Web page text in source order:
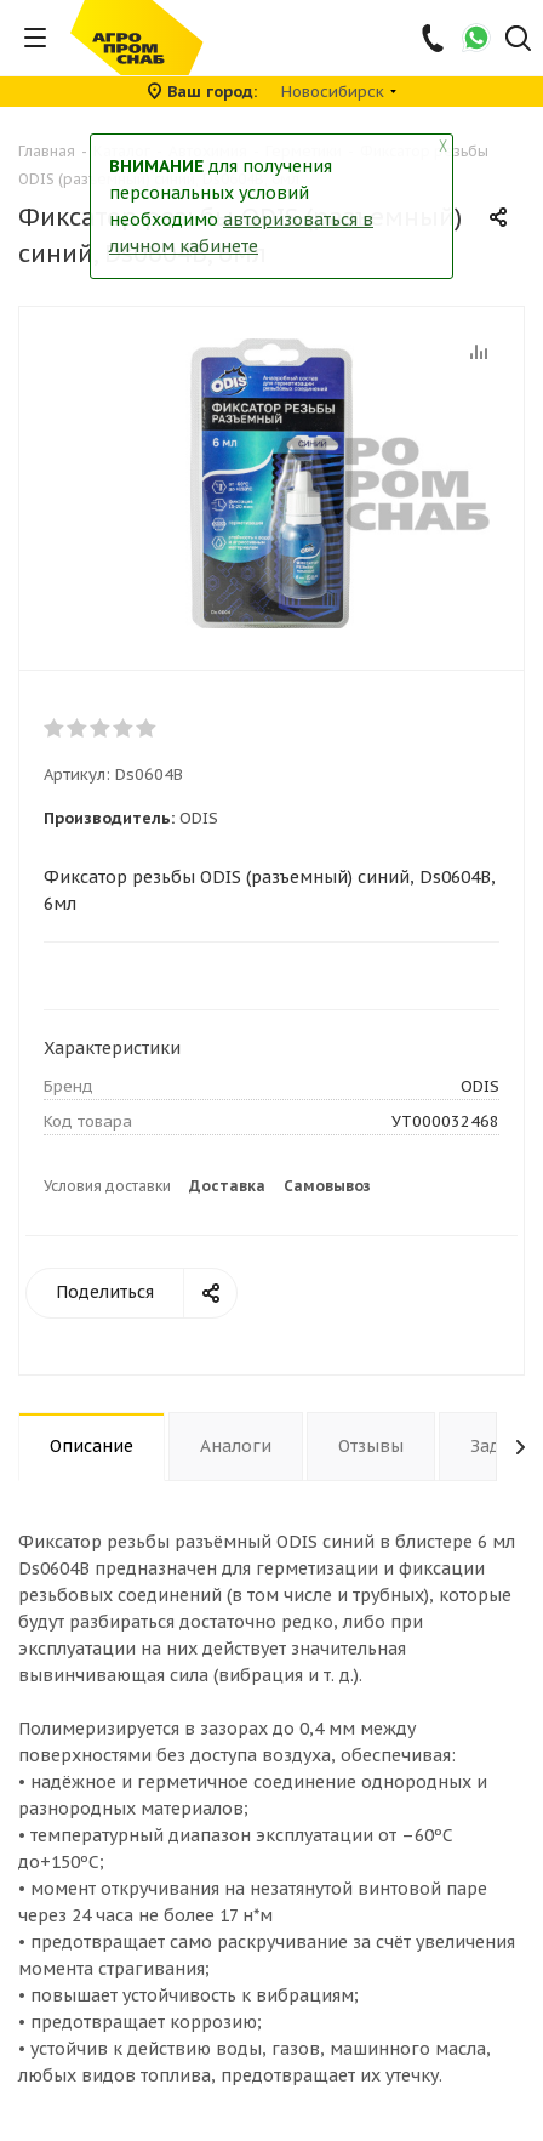
Ваш город Новосибирск
Главная -
Фиксатор резьбы
ODIS (разъемный) синий, Ds0604B, 6мл
Фиксатор резьбы ODIS (разъемный)
синий, Ds0604B, 6мл
Артикул: Ds0604B
Производитель: ODIS
Фиксатор резьбы ODIS (разъемный) синий, Ds0604B,
6мл
Характеристики
Бренд
ODIS
Код товара
УТ000032468
Условия доставки Доставка Самовывоз
Поделиться
Описание Аналоги Отзывы Задать
Фиксатор резьбы разъёмный ODIS синий в блистере 6 мл
Ds0604B предназначен для герметизации и фиксации
резьбовых соединений (в том числе и трубных), которые
будут разбираться достаточно редко, либо при
эксплуатации на них действует значительная
вывинчивающая сила (вибрация и т. д.).
Полимеризируется в зазорах до 0,4 мм между
поверхностями без доступа воздуха, обеспечивая:
• надёжное и герметичное соединение однородных и
разнородных материалов;
• температурный диапазон эксплуатации от –60ºС
до+150ºС;
• момент откручивания на незатянутой винтовой паре
через 24 часа не более 17 н*м
• предотвращает само раскручивание за счёт увеличения
момента страгивания;
• повышает устойчивость к вибрациям;
• предотвращает коррозию;
• устойчив к действию воды, газов, машинного масла,
любых видов топлива, предотвращает их утечку.
╳
ВНИМАНИЕ для получения
персональных условий
необходимо авторизоваться в
личном кабинете